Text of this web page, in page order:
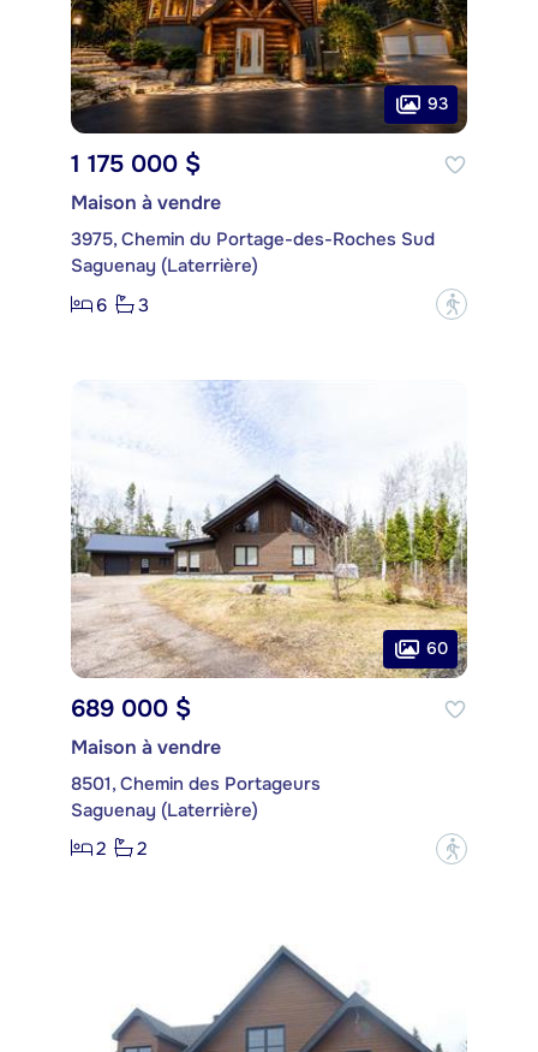
93
1 175 000 $
Maison à vendre
3975, Chemin du Portage-des-Roches Sud
Saguenay (Laterrière)
6
3 ?
60
689 000 $
Maison à vendre
8501, Chemin des Portageurs
Saguenay (Laterrière)
2
2 ?